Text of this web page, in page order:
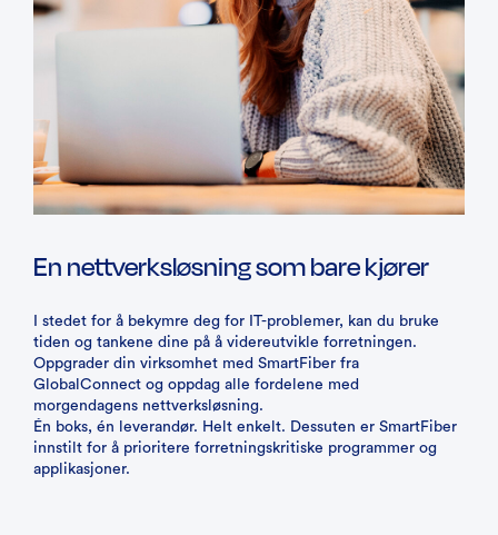
En nettverksløsning som bare kjører
I stedet for å bekymre deg for IT-problemer, kan du bruke
tiden og tankene dine på å videreutvikle forretningen.
Oppgrader din virksomhet med SmartFiber fra
GlobalConnect og oppdag alle fordelene med
morgendagens nettverksløsning.
Én boks, én leverandør. Helt enkelt. Dessuten er SmartFiber
innstilt for å prioritere forretningskritiske programmer og
applikasjoner.